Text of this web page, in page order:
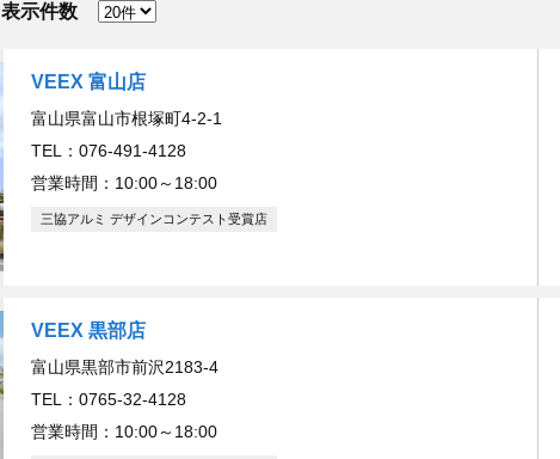
表示件数
VEEX 富山店
富山県富山市根塚町4-2-1
TEL：076-491-4128
営業時間：10:00～18:00
三協アルミ デザインコンテスト受賞店
VEEX 黒部店
富山県黒部市前沢2183-4
TEL：0765-32-4128
営業時間：10:00～18:00